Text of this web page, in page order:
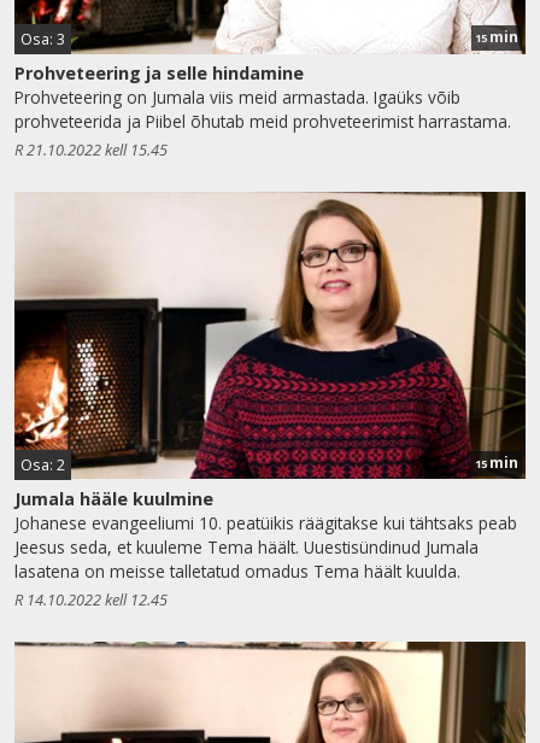
Osa: 3 15 min
Prohveteering ja selle hindamine
Prohveteering on Jumala viis meid armastada. Igaüks võib
prohveteerida ja Piibel õhutab meid prohveteerimist harrastama.
R 21.10.2022 kell 15.45
Osa: 2 15 min
Jumala hääle kuulmine
Johanese evangeeliumi 10. peatüikis räägitakse kui tähtsaks peab
Jeesus seda, et kuuleme Tema häält. Uuestisündinud Jumala
lasatena on meisse talletatud omadus Tema häält kuulda.
R 14.10.2022 kell 12.45